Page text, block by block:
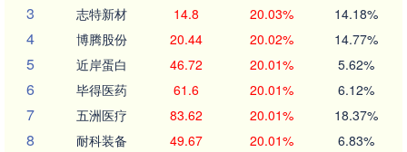
3 志特新材 14.8 20.03% 14.18%
4 博腾股份 20.44 20.02% 14.77%
5 近岸蛋白 46.72 20.01% 5.62%
6 毕得医药 61.6 20.01% 6.12%
7 五洲医疗 83.62 20.01% 18.37%
8 耐科装备 49.67 20.01% 6.83%